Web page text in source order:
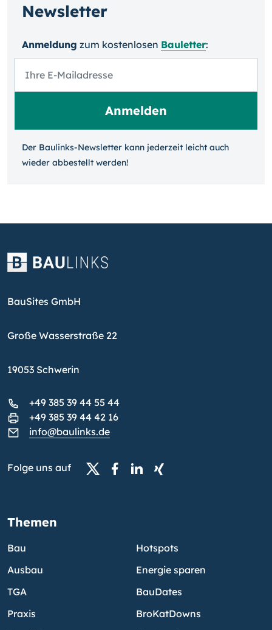
Newsletter
Anmeldung zum kosten­losen Bauletter:
Der Baulinks-Newsletter kann jeder­zeit leicht auch
wieder ab­bestellt werden!
BauSites GmbH
Große Wasserstraße 22
19053 Schwerin
+49 385 39 44 55 44
+49 385 39 44 42 16
info@baulinks.de
Folge uns auf
Themen
Bau
Ausbau
TGA
Praxis
Hotspots
Energie sparen
BauDates
BroKatDowns